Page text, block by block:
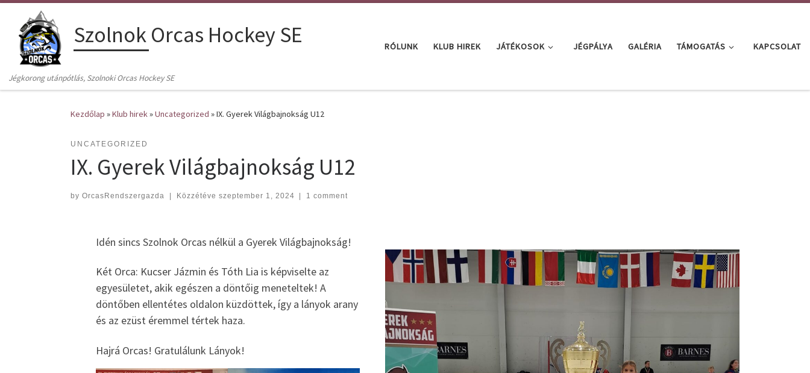
Skip to content
Szolnok Orcas Hockey SE
Jégkorong utánpótlás, Szolnoki Orcas Hockey SE
RÓLUNK KLUB HIREK JÁTÉKOSOK JÉGPÁLYA GALÉRIA TÁMOGATÁS KAPCSOLAT
Kezdőlap »Klub hirek»Uncategorized »IX. Gyerek Világbajnokság U12
UNCATEGORIZED
IX. Gyerek Világbajnokság U12
by OrcasRendszergazda Közzétéve szeptember 1, 2024 1 comment
Idén sincs Szolnok Orcas nélkül a Gyerek Világbajnokság!
Két Orca: Kucser Jázmin és Tóth Lia is képviselte az
egyesületet, akik egészen a döntőig meneteltek! A
döntőben ellentétes oldalon küzdöttek, így a lányok arany
és az ezüst éremmel tértek haza.
Hajrá Orcas! Gratulálunk Lányok!